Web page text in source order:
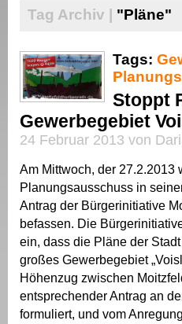
Tag Archiv | "Pläne"
Tags:
Stoppt
Gewerbegebiet
24 Februar 2013 von
Am Mittwoch, der 27.2.2013
Planungsausschuss in
Antrag der Bürgerinitiative
befassen. Die
ein, dass die Pläne der
großes Gewerbegebiet
Höhenzug zwischen
entsprechender Antrag an
formuliert, und vom